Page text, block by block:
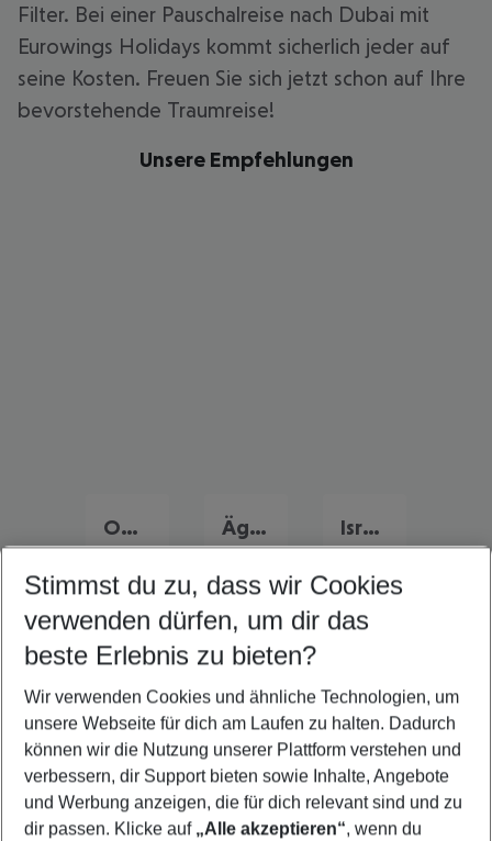
Filter. Bei einer Pauschalreise nach Dubai mit
Eurowings Holidays kommt sicherlich jeder auf
seine Kosten. Freuen Sie sich jetzt schon auf Ihre
bevorstehende Traumreise!
Unsere Empfehlungen
Oman Urlaub Ägypten Urlaub Israel Urlaub
Quicklinks
Urlaub Dubai
Flug & Hotel Dubai
Familienurlaub Dubai
Frübucher Angebote Dubai für 2026
Stimmst du zu, dass wir Cookies
verwenden dürfen, um dir das
beste Erlebnis zu bieten?
Wir verwenden Cookies und ähnliche Technologien, um
unsere Webseite für dich am Laufen zu halten. Dadurch
können wir die Nutzung unserer Plattform verstehen und
verbessern, dir Support bieten sowie Inhalte, Angebote
und Werbung anzeigen, die für dich relevant sind und zu
dir passen. Klicke auf „Alle akzeptieren“, wenn du